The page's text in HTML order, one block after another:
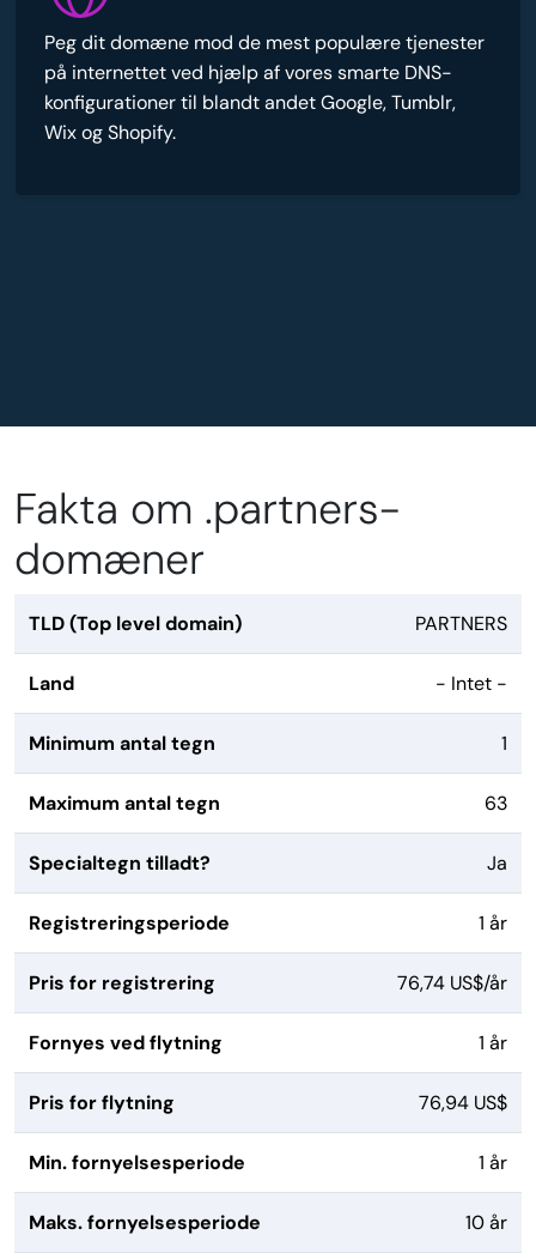
Peg dit domæne mod de mest populære tjenester
på internettet ved hjælp af vores smarte DNS-
konfigurationer til blandt andet Google, Tumblr,
Wix og Shopify.
Fakta om .partners-
domæner
TLD (Top level domain) PARTNERS
Land - Intet -
Minimum antal tegn 1
Maximum antal tegn 63
Specialtegn tilladt? Ja
Registreringsperiode 1 år
Pris for registrering 76,74 US$/år
Fornyes ved flytning 1 år
Pris for flytning 76,94 US$
Min. fornyelsesperiode 1 år
Maks. fornyelsesperiode 10 år